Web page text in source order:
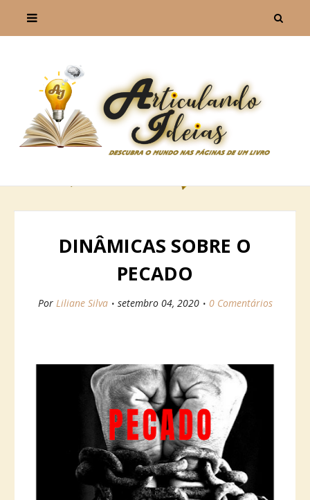
DINÂMICAS SOBRE O
PECADO
Por Liliane Silva setembro 04, 2020 0 Comentários